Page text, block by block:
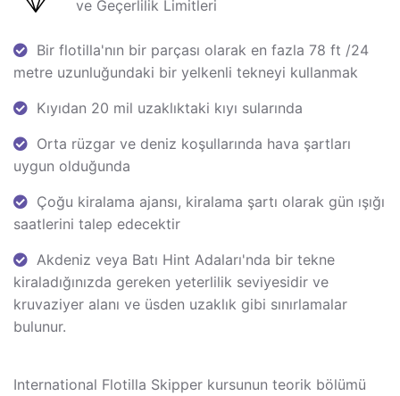
ve Geçerlilik Limitleri
Bir flotilla'nın bir parçası olarak en fazla 78 ft /24
metre uzunluğundaki bir yelkenli tekneyi kullanmak
Kıyıdan 20 mil uzaklıktaki kıyı sularında
Orta rüzgar ve deniz koşullarında hava şartları
uygun olduğunda
Çoğu kiralama ajansı, kiralama şartı olarak gün ışığı
saatlerini talep edecektir
Akdeniz veya Batı Hint Adaları'nda bir tekne
kiraladığınızda gereken yeterlilik seviyesidir ve
kruvaziyer alanı ve üsden uzaklık gibi sınırlamalar
bulunur.
International Flotilla Skipper kursunun teorik bölümü